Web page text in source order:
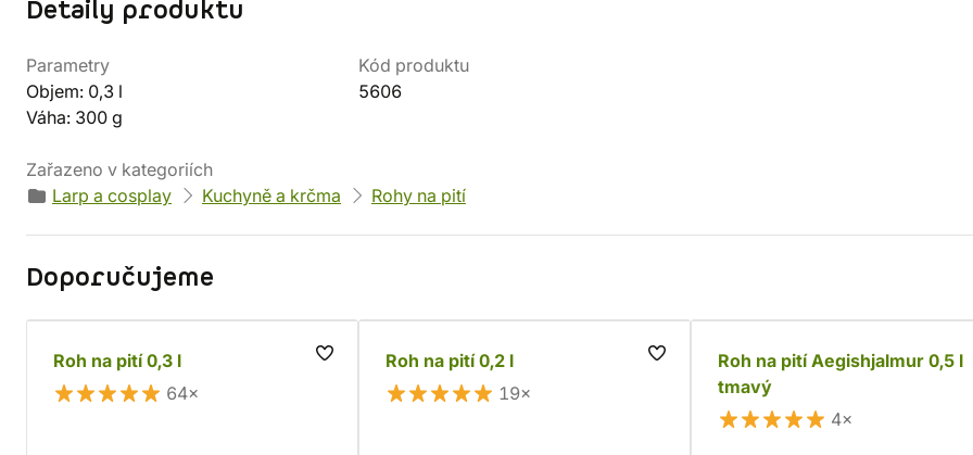
Detaily produktu
Parametry
Objem: 0,3 l
Váha: 300 g
Kód produktu
5606
Zařazeno v kategoriích
Larp a cosplay
Kuchyně a krčma Rohy na pití
Doporučujeme
Roh na pití 0,3 l
64×
Roh na pití 0,2 l
19×
Roh na pití Aegishjalmur 0,5 l
tmavý
4×